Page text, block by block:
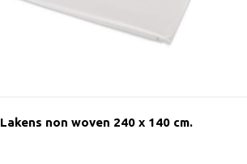
Lakens non woven 240 x 140 cm.